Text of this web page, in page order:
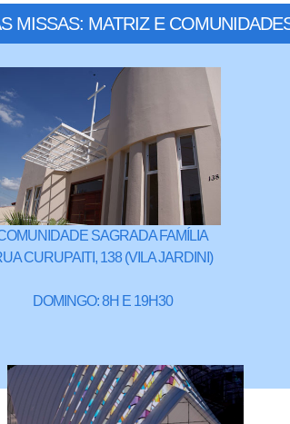
MISSAS: MATRIZ E
SAGRADA FAMÍLIA
CURUPAITI, 138 (VILA JARDINI)
DOMINGO: 8H E 19H30